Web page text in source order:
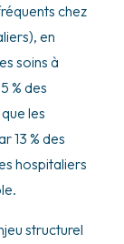
chez
en
soins à
% des
les
13 % des
hospitaliers
structurel